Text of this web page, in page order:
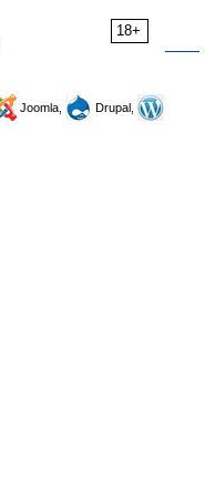
18+
Joomla,
Drupal,